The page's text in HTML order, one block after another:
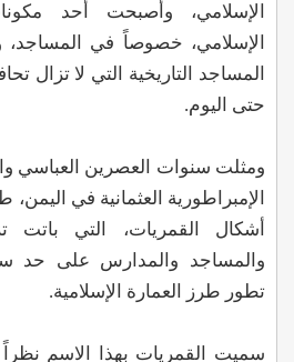
الإسلامي، وأصبحت أحد
الإسلامي، خصوصاً في
المساجد التاريخية التي لا تزال
حتى اليوم.
ومثلت سنوات العصرين العباسي
الإمبراطورية العثمانية في
أشكال القمريات، التي باتت
والمساجد والمدارس على حد
تطور طرز العمارة الإسلامية.
سميت القمريات بهذا الاسم